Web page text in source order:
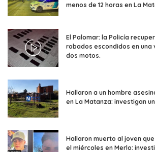
menos de 12 horas en La
El Palomar: la Policía
robados escondidos en una
dos motos.
Hallaron a un hombre
en La Matanza: investigan
Hallaron muerto al joven
el miércoles en Merlo: